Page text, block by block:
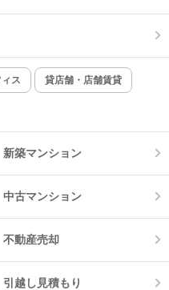
インターネット無料
ス 貸店舗・店舗賃貸
新築マンション
中古マンション
不動産売却
引越し見積もり